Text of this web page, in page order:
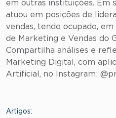
em outras instituições. Em
atuou em posições de
vendas, tendo ocupado,
de Marketing e Vendas do
Compartilha análises e
Marketing Digital, com
Artificial, no Instagram:
Artigos: